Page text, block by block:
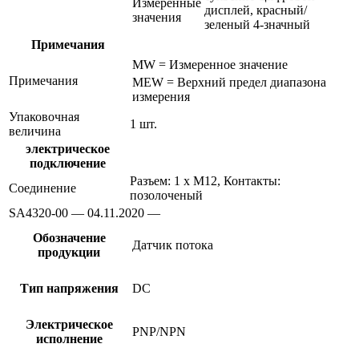
значения
дисплей, красный/
зеленый 4-значный
Примечания
Примечания
MW = Измеренное значение
MEW = Верхний предел диапазона
измерения
Упаковочная
величина
1 шт.
электрическое
подключение
Соединение
Разъем: 1 x M12, Контакты:
позолоченый
SA4320-00 — 04.11.2020 —
Обозначение
продукции
Датчик потока
Тип напряжения DC
Электрическое
исполнение
PNP/NPN